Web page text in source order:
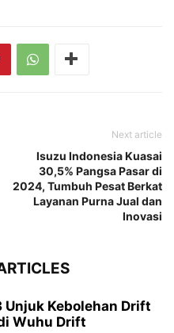
Next article
Isuzu Indonesia Kuasai
30,5% Pangsa Pasar di
2024, Tumbuh Pesat Berkat
Layanan Purna Jual dan
Inovasi
Unjuk Kebolehan Drift
Wuhu Drift